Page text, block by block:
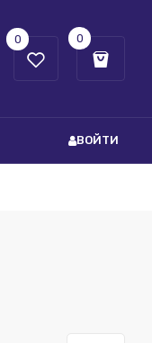
0 0
ВОЙТИ